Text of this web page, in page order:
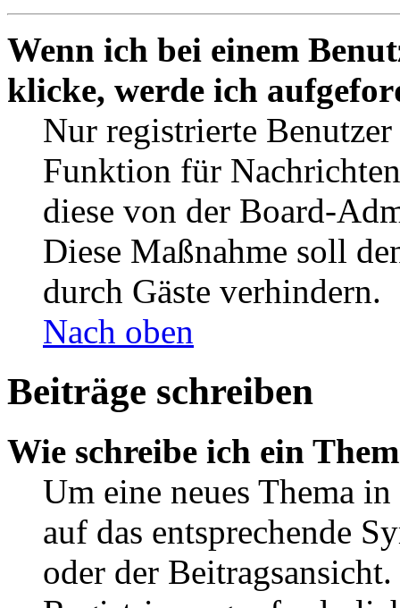
Wenn ich bei einem
klicke, werde ich
Nur registrierte
Funktion für
diese von der Board-
Diese Maßnahme soll
durch Gäste verhindern.
Nach oben
Beiträge schreiben
Wie schreibe ich ein
Um eine neues Thema
auf das entsprechende
oder der